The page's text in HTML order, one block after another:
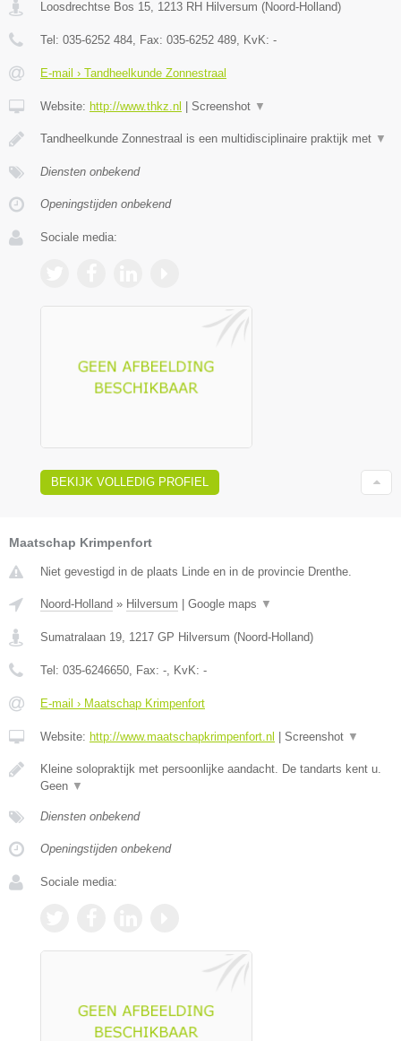
Loosdrechtse Bos 15 1213 RH Hilversum (Noord-Holland)
Tel: 035-6252 484 , Fax: 035-6252 489 , KvK: -
E-mail › Tandheelkunde Zonnestraal
Website: http://www.thkz.nl Screenshot ▼
Tandheelkunde Zonnestraal is een multidisciplinaire praktijk met ▼
Diensten onbekend
Openingstijden onbekend
Sociale media:
BEKIJK VOLLEDIG PROFIEL
Maatschap Krimpenfort
Niet gevestigd in de plaats Linde en in de provincie Drenthe.
Noord-Holland » Hilversum | Google maps ▼
Sumatralaan 19 1217 GP Hilversum (Noord-Holland)
Tel: 035-6246650 , Fax: - , KvK: -
E-mail › Maatschap Krimpenfort
Website: http://www.maatschapkrimpenfort.nl | Screenshot ▼
Kleine solopraktijk met persoonlijke aandacht. De tandarts kent u.
Geen ▼
Diensten onbekend
Openingstijden onbekend
Sociale media: